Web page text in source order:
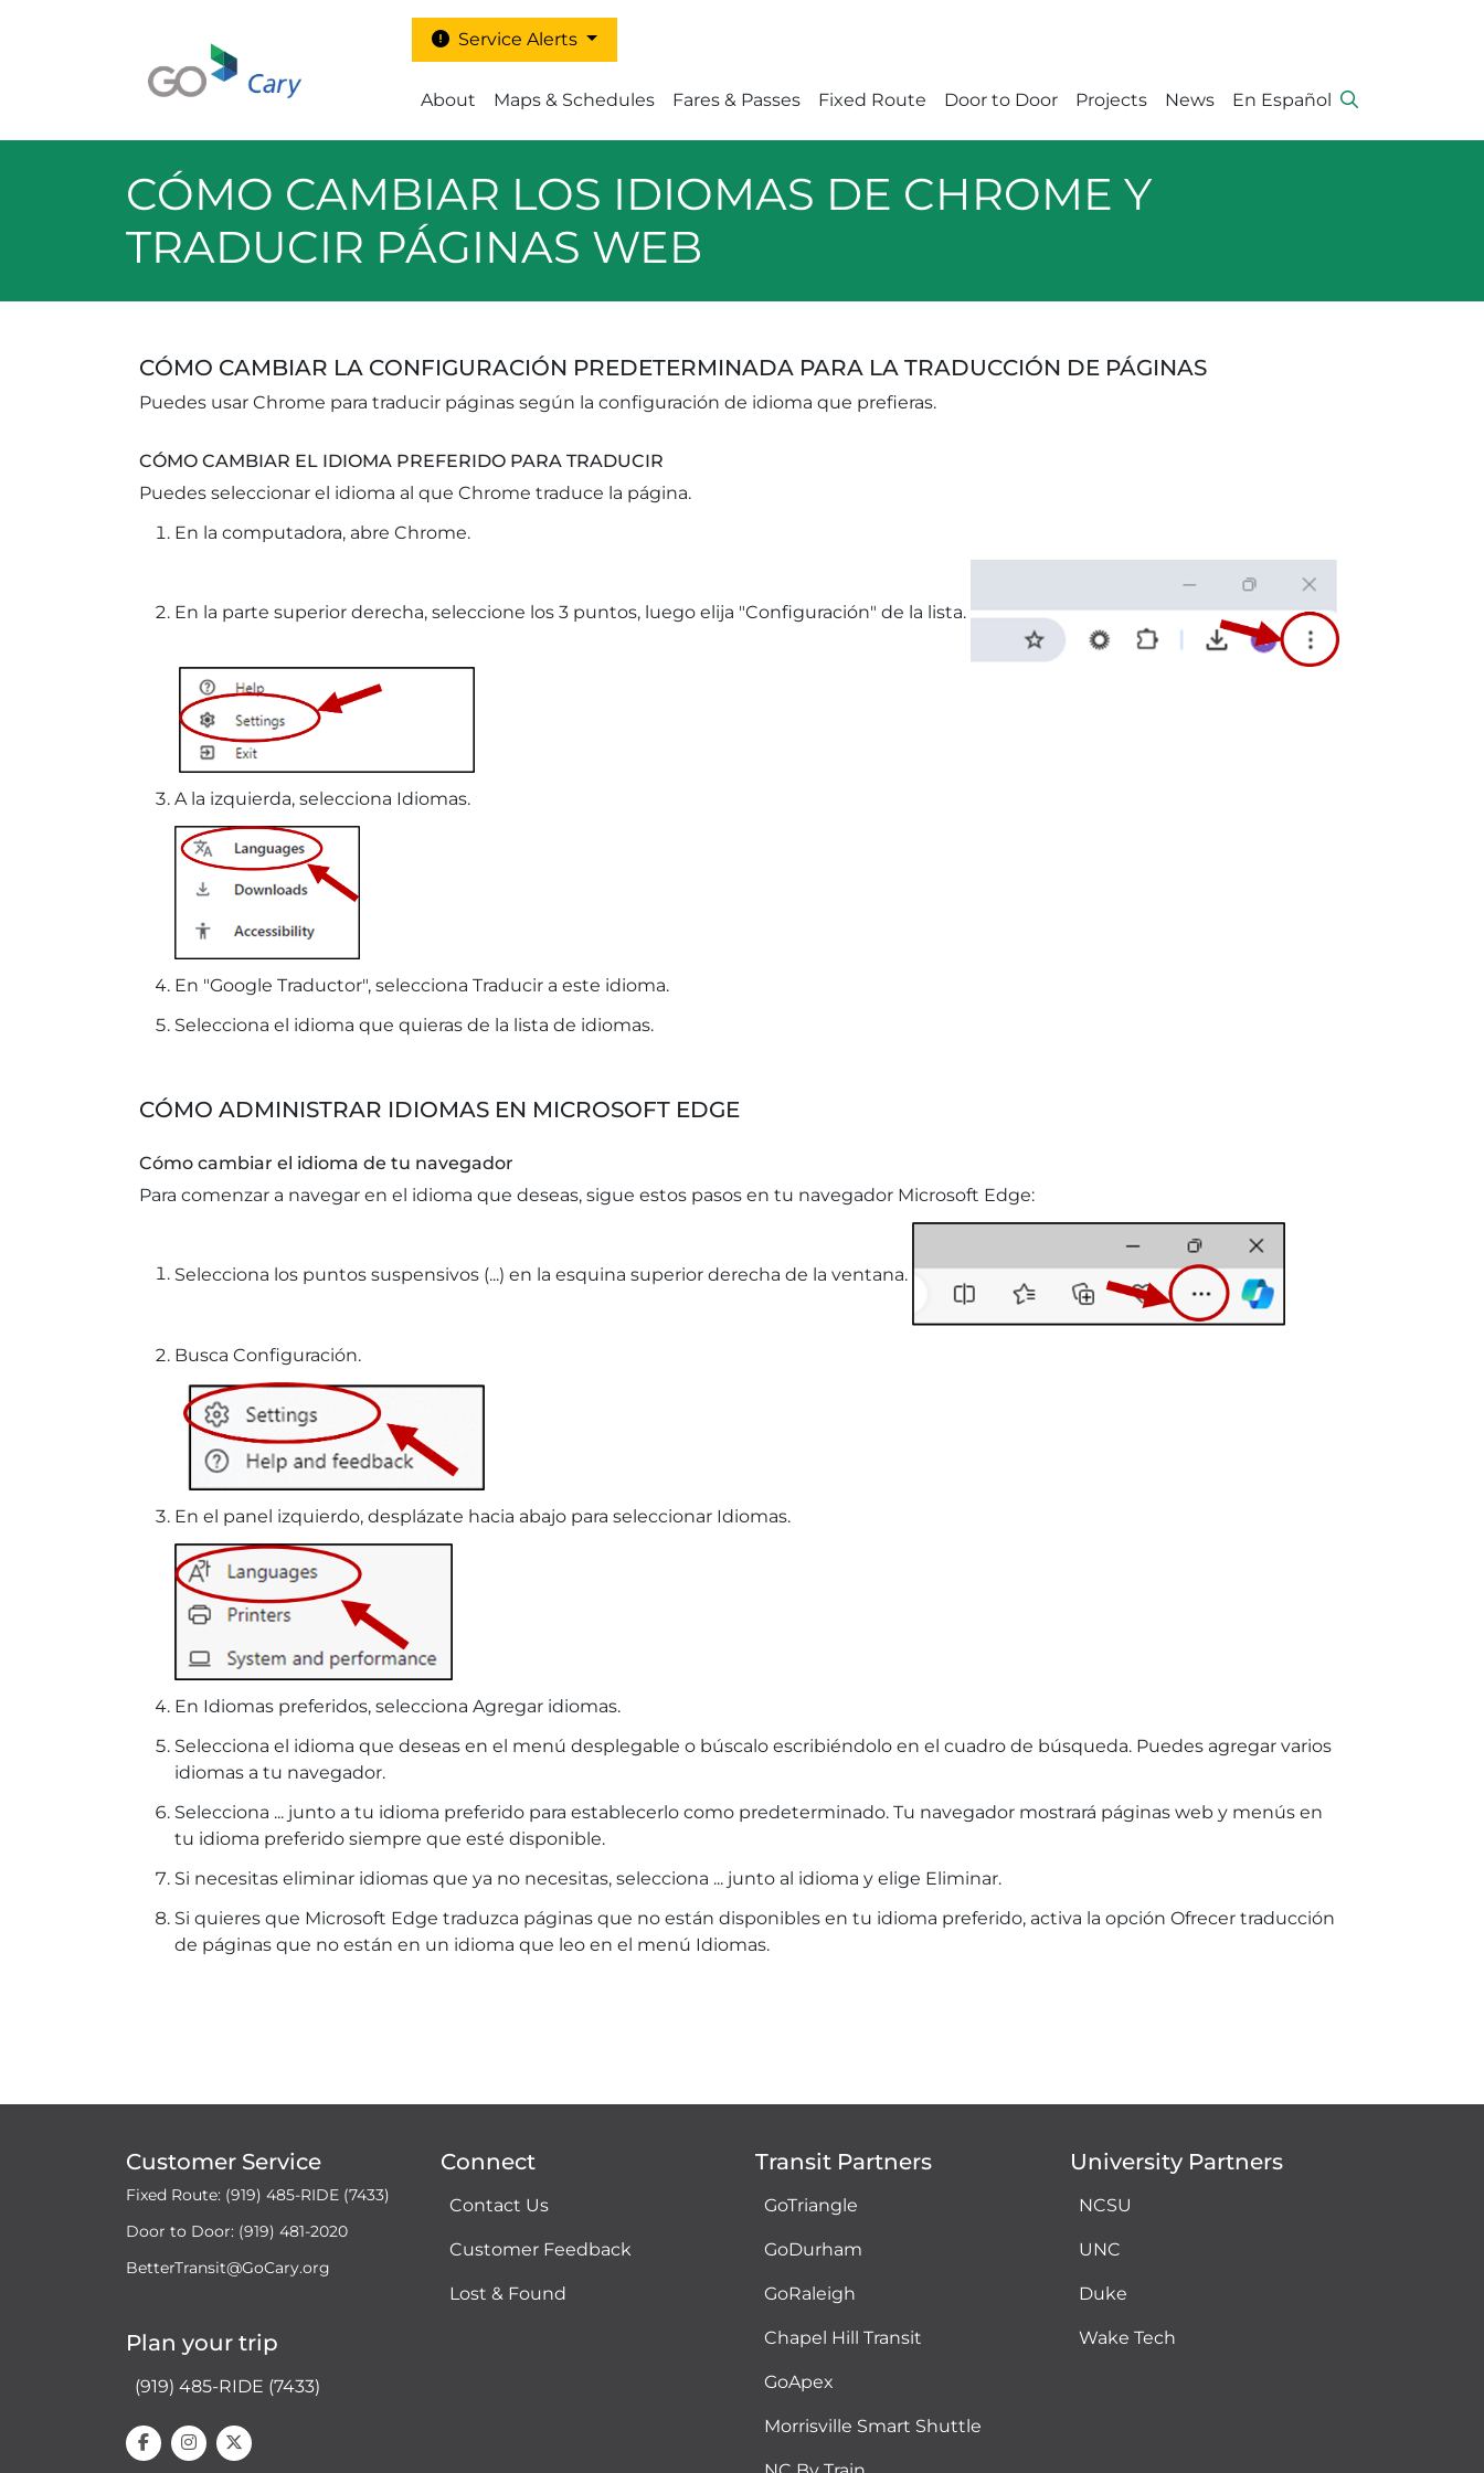
Service Alerts
Main Menu - Go Cary
About Maps & Schedules Fares & Passes Fixed Route Door to Door Projects News En Español
CÓMO CAMBIAR LOS IDIOMAS DE CHROME Y
TRADUCIR PÁGINAS WEB
CÓMO CAMBIAR LA CONFIGURACIÓN PREDETERMINADA PARA LA TRADUCCIÓN DE PÁGINAS
Puedes usar Chrome para traducir páginas según la configuración de idioma que prefieras.
CÓMO CAMBIAR EL IDIOMA PREFERIDO PARA TRADUCIR
Puedes seleccionar el idioma al que Chrome traduce la página.
En la computadora, abre Chrome.
En la parte superior derecha, seleccione los 3 puntos, luego elija "Configuración" de la lista.
A la izquierda, selecciona Idiomas.
En "Google Traductor", selecciona Traducir a este idioma.
Selecciona el idioma que quieras de la lista de idiomas.
CÓMO ADMINISTRAR IDIOMAS EN MICROSOFT EDGE
Cómo cambiar el idioma de tu navegador
Para comenzar a navegar en el idioma que deseas, sigue estos pasos en tu navegador Microsoft Edge:
Selecciona los puntos suspensivos (...) en la esquina superior derecha de la ventana.
Busca Configuración.
En el panel izquierdo, desplázate hacia abajo para seleccionar Idiomas.
En Idiomas preferidos, selecciona Agregar idiomas.
Selecciona el idioma que deseas en el menú desplegable o búscalo escribiéndolo en el cuadro de búsqueda. Puedes agregar varios
idiomas a tu navegador.
Selecciona ... junto a tu idioma preferido para establecerlo como predeterminado. Tu navegador mostrará páginas web y menús en
tu idioma preferido siempre que esté disponible.
Si necesitas eliminar idiomas que ya no necesitas, selecciona ... junto al idioma y elige Eliminar.
Si quieres que Microsoft Edge traduzca páginas que no están disponibles en tu idioma preferido, activa la opción Ofrecer traducción
de páginas que no están en un idioma que leo en el menú Idiomas.
Customer Service
Fixed Route: (919) 485-RIDE (7433)
Door to Door: (919) 481-2020
BetterTransit@GoCary.org
Plan your trip
(919) 485-RIDE (7433)
Connect
Contact Us
Customer Feedback
Lost & Found
Transit Partners
GoTriangle
GoDurham
GoRaleigh
Chapel Hill Transit
GoApex
Morrisville Smart Shuttle
University Partners
NCSU
UNC
Duke
Wake Tech